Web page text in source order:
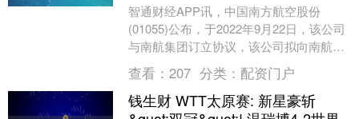
智通财经APP讯，中国南方航空股份
(01055)公布，于2022年9月22日，该公司
与南航集团订立协议，该公司拟向南航集
团出售南航通航的约57.9%权益(代表南....
查看： 207 分类： 配资门户
钱生财 WTT太原赛: 新星豪斩